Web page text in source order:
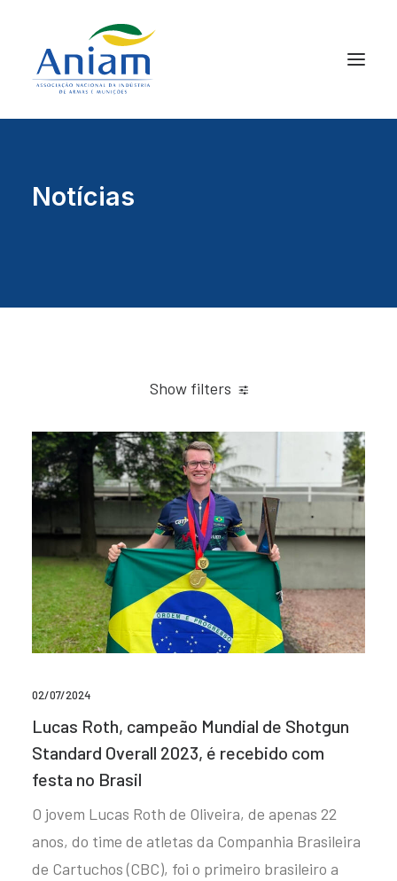
Notícias
Show filters
02/07/2024
Lucas Roth, campeão Mundial de Shotgun
Standard Overall 2023, é recebido com
festa no Brasil
O jovem Lucas Roth de Oliveira, de apenas 22
anos, do time de atletas da Companhia Brasileira
de Cartuchos (CBC), foi o primeiro brasileiro a